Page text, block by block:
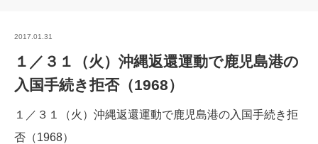
2017.01.31
１／３１（火）沖縄返還運動で鹿児島港の
入国手続き拒否（1968）
１／３１（火）沖縄返還運動で鹿児島港の入国手続き拒
否（1968）